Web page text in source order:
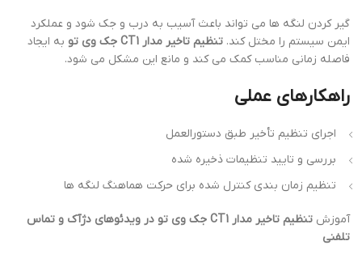
گیر کردن لنگه ها می تواند باعث آسیب به درب و جک شود و عملکرد
ایمن سیستم را مختل کند. تنظیم تاخیر مدار CT1 جک وی تو
به ایجاد
فاصله زمانی مناسب کمک می کند و مانع این مشکل می شود.
راهکارهای عملی
اجرای تنظیم تأخیر طبق دستورالعمل
بررسی و تایید تنظیمات ذخیره شده
تنظیم زمان بندی کنترل شده برای حرکت هماهنگ لنگه ها
آموزش
تنظیم تاخیر مدار CT1 جک وی تو در ویدئوهای دژآک و تماس
تلفنی